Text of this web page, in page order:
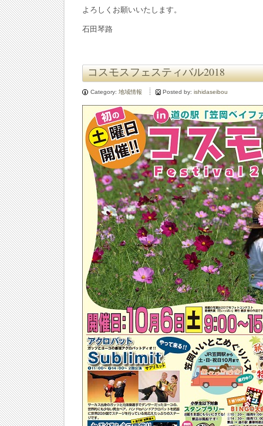
よろしくお願いいたします。
石田琴路
コスモスフェスティバル2018
Category: 地域情報 Posted by: ishidaseibou